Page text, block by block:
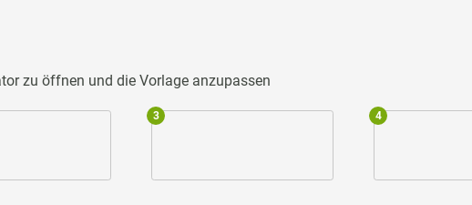
zu öffnen und die Vorlage anzupassen
3 4